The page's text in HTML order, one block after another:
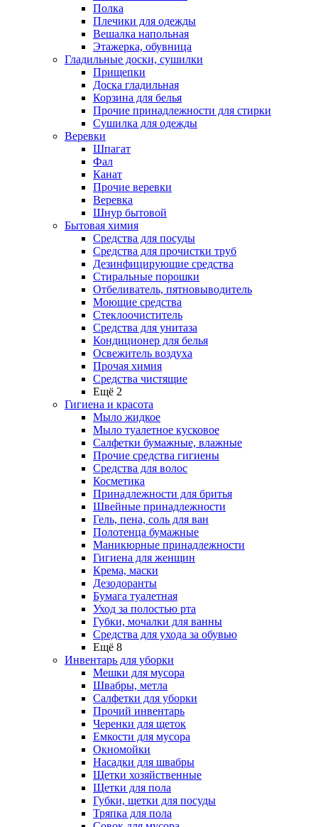
Полка
Плечики для одежды
Вешалка напольная
Этажерка, обувница
Гладильные доски, сушилки
Прищепки
Доска гладильная
Корзина для белья
Прочие принадлежности для стирки
Сушилка для одежды
Веревки
Шпагат
Фал
Канат
Прочие веревки
Веревка
Шнур бытовой
Бытовая химия
Средства для посуды
Средства для прочистки труб
Дезинфицирующие средства
Стиральные порошки
Отбеливатель, пятновыводитель
Моющие средства
Стеклоочиститель
Средства для унитаза
Кондиционер для белья
Освежитель воздуха
Прочая химия
Средства чистящие
Ещё 2
Гигиена и красота
Мыло жидкое
Мыло туалетное кусковое
Салфетки бумажные, влажные
Прочие средства гигиены
Средства для волос
Косметика
Принадлежности для бритья
Швейные принадлежности
Гель, пена, соль для ван
Полотенца бумажные
Маникюрные принадлежности
Гигиена для женщин
Крема, маски
Дезодоранты
Бумага туалетная
Уход за полостью рта
Губки, мочалки для ванны
Средства для ухода за обувью
Ещё 8
Инвентарь для уборки
Мешки для мусора
Швабры, метла
Салфетки для уборки
Прочий инвентарь
Черенки для щеток
Емкости для мусора
Окномойки
Насадки для швабры
Щетки хозяйственные
Щетки для пола
Губки, щетки для посуды
Тряпка для пола